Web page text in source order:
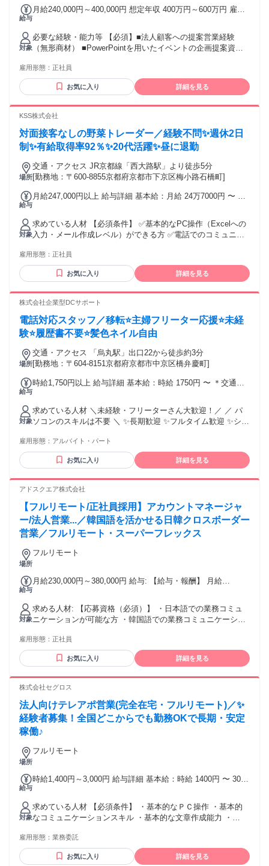
給与
月給240,000円～400,000円 想定年収 400万円～600万円 雇用
給￥240,000～ 基本給￥230,000～ 諸手当￥10,000～を含む/
月 ■賞与実績:年二回 ■昇給：年一回 諸手当：通勤手当（会社
規定に基づき支給）、残業手当（残業時間に応じて別途支
給） 試用期間 無
対象
必要な経験・能力等 【必須】■法人顧客への提案営業経験
（無形商材） ■PowerPointを用いたイベントの企画提案資料
活躍いただける環境です◎ 【こんな方に活躍いただけます】
・世の中のトレンドに興味関心が強く、新しいことにチャレ
ンジするのが好きという方。 ・社内外とコミュニケーション
で、前向きに取組む姿勢がある方 学歴・資格 学歴：大学院
雇用形態： 正社員
お気に入り 詳細を見る
KSS株式会社
対面接客なしの野菜トレーダー／経験不問✨週休2日
制✨有給取得率92％✨20代活躍✨昼に退勤
場所
交通・アクセス JR京都線「西大路駅」より徒歩5分
[勤務地：〒600-8855京都府京都市下京区梅小路石橋町]
給与
月給247,000円以上 給与詳細 基本給：月給 24万7000円 〜 固
皆勤・家族手当金額：なし 全員に一律で支払われるその他手
当金額：あり ◎通話通信手当 3,000円 ◎昇給：年1回 ◎賞
与：年2回※20万～400万円の支給実績（2023年度）
対象
求めている人材 【必須条件】 ✅基本的なPC操作（Excelへの
入力・メール作成レベル）ができる方 ✅電話でのコミュニケ
方） 【歓迎条件】 ✅接客・販売・営業など、対人折衝業務の
経験がある方 ✅インサイドセールスやコールセンター（発
信）の経験 【求める人物像】 ◆「言われたことだけやる」の
改善を繰り返しながら成果を出すプロセスを楽しめる方
ーマンスを出したい方 ◆ビジネスマンとして、市場価値を高
めるためのスキルアップに意欲的な方 【こんな方にはピッタ
「営業・商売」に挑戦したい方 ◆将来的に独立や起業を考え
ており、商売の基本（仕入れ・販売）を学びたい方 ◆同年代
たい方 ◆ワークライフバランスを保ちつつ、仕事ではしっか
外事由3号のイ・35歳未満（長期勤続によるキャリア形成のた
め））
雇用形態： 正社員
お気に入り 詳細を見る
株式会社企業型DCサポート
電話対応スタッフ／移転⭐主婦フリーター応援⭐未経
験⭐履歴書不要⭐髪色ネイル自由
場所
交通・アクセス 「烏丸駅」出口22から徒歩約3分
[勤務地：〒604-8151京都府京都市中京区橋弁慶町]
給与
時給1,750円以上 給与詳細 基本給：時給 1750円 〜 ＊交通費
★ ┗実績・稼働状況により 時給＋250円の昇給の場合あり♪
★歩合あり★ ┗月平均10万円の実績あり ┗効率よく稼げる♪
驚異の還元率35％！ ╭━━━━━━━━━━━━━━━━╮
3ヶ月ごとに時給の見直しあり！！ 頑張りはしっかり評価され
╰━━━━━━━━━━━━━━━━╯
対象
求めている人材 ＼未経験・フリーターさん大歓迎！／ ／ パ
ソコンのスキルは不要 ＼ ✨長期歓迎 ✨フルタイム歓迎 ✨シフ
─┘─┘─┘─┘─┘─┘─┘─┘─┘ 【必須条件】 月80時間以上の勤
務が可能な方 （目安：1日5〜7時間程度の勤務） 「しっかり
働いて安定した収入を得たい」 という方にピッタリの環境で
す！】 ⭐未経験・バイトデビューの方 丁寧な研修があるた
方（即戦力として優遇！） コールセンターや営業の経験があ
る方は、 ぜひ前職の内容を教えてください！ ⭐フリーター歓
迎 「正社員登用」も目指せます。 腰を据えて長く働きたい方
を応援します。 ⭐主婦・主夫歓迎 無理なく働きたい方も 育児
が落ち着いたからフルで働きたい方 どちらにもおすすめ◎ ⭐
スキルは一切不問！ 「マウスでクリックができる」 「文字入
髪型・髪色自由！ 「バイトの為に黒染め…」 そんな必要はあ
りません◎ 過去にはピンク髪のスタッフも在籍していまし
雇用形態： アルバイト・パート
お気に入り 詳細を見る
アドスクエア株式会社
【フルリモート/正社員採用】アカウントマネージャ
ー/法人営業...／韓国語を活かせる日韓クロスボーダー
営業／フルリモート・スーパーフレックス
場所
フルリモート
給与
月給230,000円～380,000円 給与: 【給与・報酬】 月給
担当レベル：230,000円〜300,000円 ・営業責任者（提案戦
略・ディレクション）レベル：280,000円〜380,000円 賞与 年
2回（2月・8月） 昇給 年2回（1月・7月）
対象
求める人材: 【応募資格（必須）】 ・日本語での業務コミュ
ニケーションが可能な方 ・韓国語での業務コミュニケーショ
なります） ・B2B営業（ヒアリング〜提案〜クロージング）
の実務経験1年以上（目安） ・新規開拓（アウトバウンド営
業）に主体的に取り組める方（初回接点から、価値が伝わる
務上必要な語学力と営業経験のみを選考基準としています ※
・アウトバウンド営業（新規開拓営業）のご経験 ・美容・ク
リニックなど特定業界でのマーケティング・営業経験 ・広告
代理店・マーケティング支援会社での営業経験 ・
EC（Qoo10・Amazon・楽天など）関連の営業・運用知識 ・
商談化率・受注率など数値管理（KPI管理）を伴う営業経験
・目標達成に向けて主体的に動ける方 ・受け身の対応にとど
数業務を整理し、期限を意識して進められる方 ・チームワー
クを大切にしながら、報告・連絡・相談を丁寧に行える方
雇用形態： 正社員
お気に入り 詳細を見る
株式会社セグロス
法人向けテレアポ営業(完全在宅・フルリモート)／✨
経験者募集！全国どこからでも勤務OKで長期・安定
稼働♪
場所
フルリモート
給与
時給1,400円～3,000円 給与詳細 基本給：時給 1400円 〜 3000
対象
求めている人材 【必須条件】 ・基本的なＰＣ操作 ・基本的
なコミュニケーションスキル ・基本的な文章作成能力 ・
【歓迎条件】 ・スプレッドシート操作経験 ・チャットツール
Slack操作経験 ・コールシステム操作経験（弊社はcomdesk
leadを使用しております） ・法人営業経験（１年以上） ・無
雇用形態： 業務委託
お気に入り 詳細を見る